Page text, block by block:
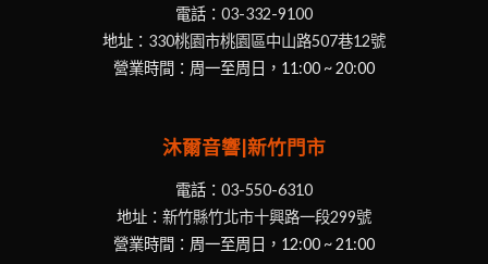
電話： 03-332-9100
地址： 330桃園市桃園區中山路507巷12號
營業時間：周一至周日，11:00 ~ 20:00
沐爾音響|新竹門市
電話： 03-550-6310
地址： 新竹縣竹北市十興路一段299號
營業時間：周一至周日，12:00 ~ 21:00